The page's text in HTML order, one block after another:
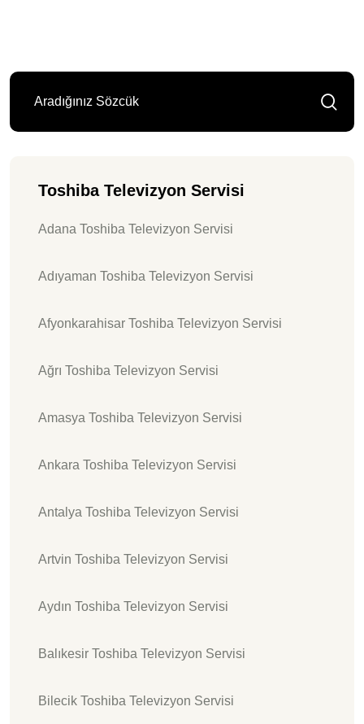
Toshiba Televizyon Servisi
Adana Toshiba Televizyon Servisi
Adıyaman Toshiba Televizyon Servisi
Afyonkarahisar Toshiba Televizyon Servisi
Ağrı Toshiba Televizyon Servisi
Amasya Toshiba Televizyon Servisi
Ankara Toshiba Televizyon Servisi
Antalya Toshiba Televizyon Servisi
Artvin Toshiba Televizyon Servisi
Aydın Toshiba Televizyon Servisi
Balıkesir Toshiba Televizyon Servisi
Bilecik Toshiba Televizyon Servisi